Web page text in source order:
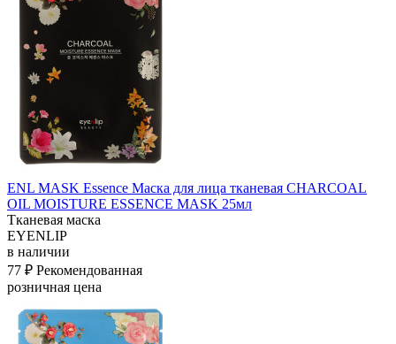
ENL MASK Essence Маска для лица тканевая CHARCOAL
OIL MOISTURE ESSENCE MASK 25мл
Тканевая маска
EYENLIP
в наличии
77 ₽ Рекомендованная
розничная цена